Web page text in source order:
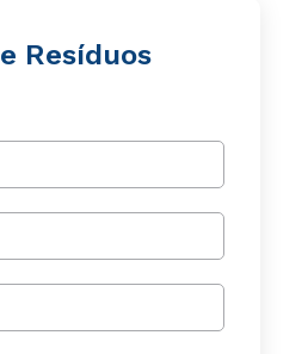
Resíduos